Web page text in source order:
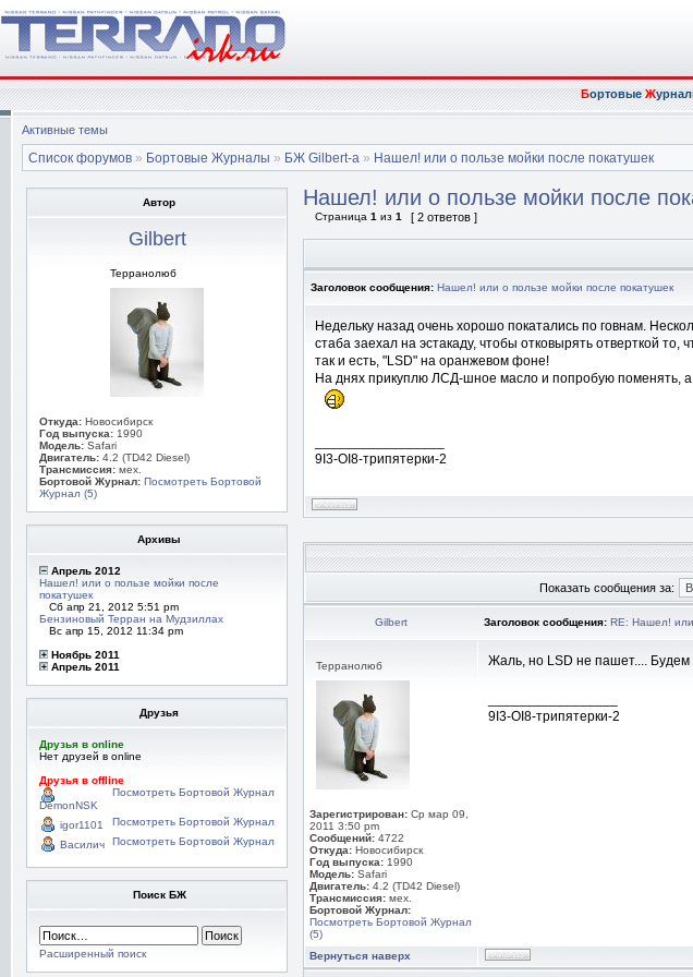
БортовыеЖ
Активные темы
Список форумов » Бортовые Журналы » БЖ Gilbert-а » Нашел! или о пользе мойки после покатушек
Автор
Gilbert
Терранолюб
Откуда: Новосибирск
Год выпуска: 1990
Модель: Safari
Двигатель: 4.2 (TD42 Diesel)
Трансмиссия: мех.
Бортовой Журнал: Посмотреть Бортовой
Журнал (5)
Архивы
Апрель 2012
Нашел! или о пользе мойки после
покатушек
Сб апр 21, 2012 5:51 pm
Бензиновый Терран на Мудзиллах
Вс апр 15, 2012 11:34 pm
Ноябрь 2011
Апрель 2011
Друзья
Друзья в online
Нет друзей в online
Друзья в offline
Посмотреть Бортовой Журнал
DemonNSK
Посмотреть Бортовой Журнал
igor1101
Посмотреть Бортовой Журнал
Василич
Поиск БЖ
Расширенный поиск
Нашел! или о пользе мойки после
Страница 1 из 1 [ 2 ответов ]
Заголовок сообщения: Нашел! или о пользе мойки после покатушек
Недельку назад очень хорошо покатались по говнам.
стаба заехал на эстакаду, чтобы отковырять отверткой
так и есть, "LSD" на оранжевом фоне!
На днях прикуплю ЛСД-шное масло и попробую поменять, а
9I3-OI8-трипятерки-2
Показать сообщения за:
Gilbert Заголовок сообщения: RE: Нашел! или
Терранолюб
Зарегистрирован: Ср мар 09,
2011 3:50 pm
Сообщений: 4722
Откуда: Новосибирск
Год выпуска: 1990
Модель: Safari
Двигатель: 4.2 (TD42 Diesel)
Трансмиссия: мех.
Бортовой Журнал:
Посмотреть Бортовой Журнал
(5)
Жаль, но LSD не пашет.... Будем
9I3-OI8-трипятерки-2
Вернуться наверх